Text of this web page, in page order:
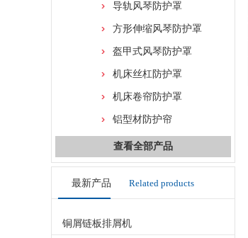
导轨风琴防护罩
方形伸缩风琴防护罩
盔甲式风琴防护罩
机床丝杠防护罩
机床卷帘防护罩
铝型材防护帘
查看全部产品
最新产品 Related products
铜屑链板排屑机